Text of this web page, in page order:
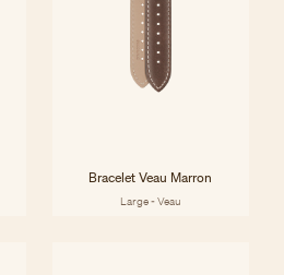
Bracelet Veau Marron
Large - Veau